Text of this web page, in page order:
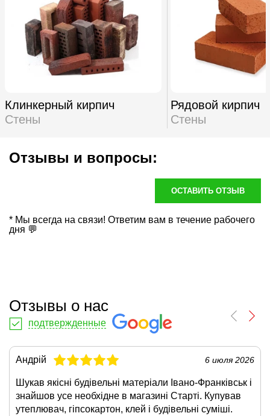
Клинкерный кирпич
Стены
Рядовой кирпич
Стены
Отзывы и вопросы:
ОСТАВИТЬ ОТЗЫВ
* Мы всегда на связи! Ответим вам в течение рабочего
дня 💬
Отзывы о нас
подтвержденные
Андрій 6 июля 2026
Шукав якісні будівельні матеріали Івано-Франківськ і
знайшов усе необхідне в магазині Старті. Купував
утеплювач, гіпсокартон, клей і будівельні суміші.